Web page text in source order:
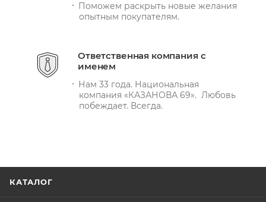
Поможем раскрыть новые желания
опытным покупателям.
Ответственная компания с
именем
Нам 33 года. Национальная
компания «КАЗАНОВА 69». Любовь
побеждает. Всегда.
КАТАЛОГ